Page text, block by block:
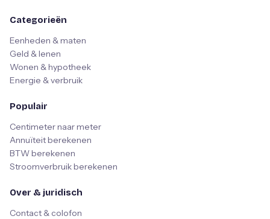
Categorieën
Eenheden & maten
Geld & lenen
Wonen & hypotheek
Energie & verbruik
Populair
Centimeter naar meter
Annuïteit berekenen
BTW berekenen
Stroomverbruik berekenen
Over & juridisch
Contact & colofon